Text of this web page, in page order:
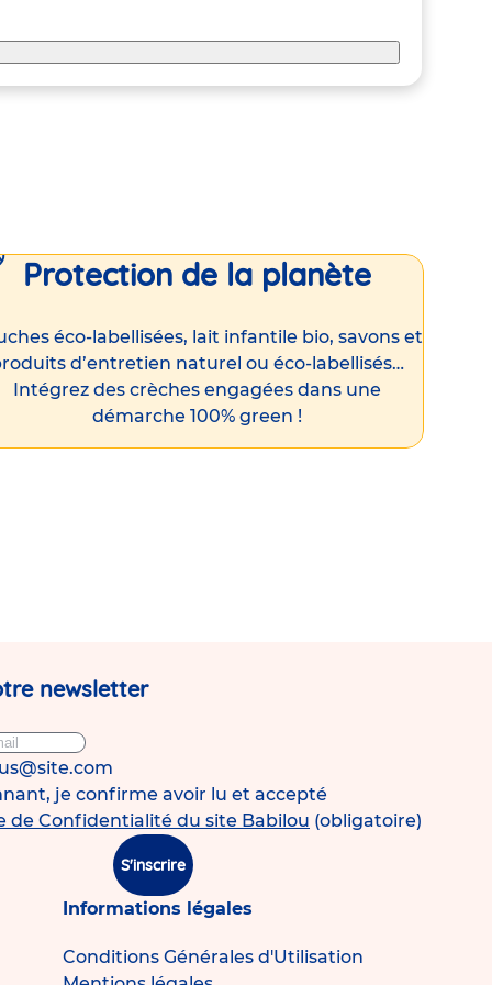
Protection de la planète
éco-labellisées, lait infantile bio, savons et
d’entretien naturel ou éco-labellisés…
Intégrez des crèches engagées dans une
démarche 100% green !
newsletter
je confirme avoir lu et accepté
de Confidentialité du site Babilou (obligatoire)
S'inscrire
Informations légales
Conditions Générales d'Utilisation